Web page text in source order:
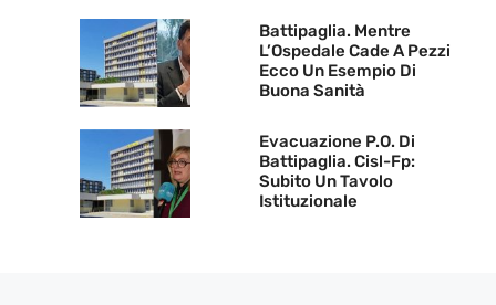
Battipaglia. Mentre
L’Ospedale Cade A Pezzi
Ecco Un Esempio Di
Buona Sanità
Evacuazione P.O. Di
Battipaglia. Cisl-Fp:
Subito Un Tavolo
Istituzionale